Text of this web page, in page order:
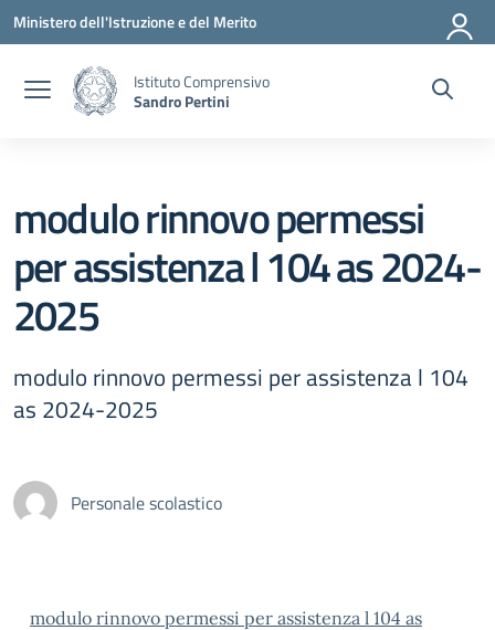
Vai ai contenuti
Vai al menu di navigazione
Vai al footer
Ministero dell'Istruzione e del Merito
Istituto Comprensivo
Sandro Pertini
modulo rinnovo permessi
per assistenza l 104 as 2024-
2025
modulo rinnovo permessi per assistenza l 104
as 2024-2025
Personale scolastico
modulo rinnovo permessi per assistenza l 104 as